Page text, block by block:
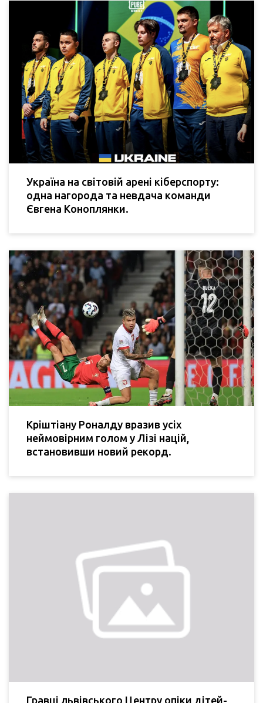
Україна на світовій арені кіберспорту:
одна нагорода та невдача команди
Євгена Коноплянки.
Кріштіану Роналду вразив усіх
неймовірним голом у Лізі націй,
встановивши новий рекорд.
Гравці львівського Центру опіки дітей-